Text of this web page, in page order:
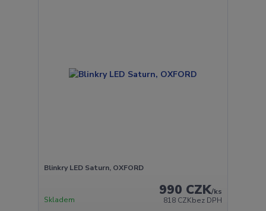
Blinkry LED Saturn, OXFORD
990 CZK/ks
818 CZKbez DPH
Skladem